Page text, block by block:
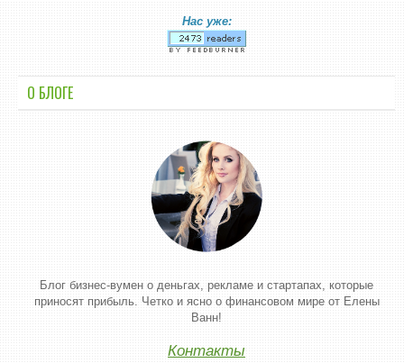
Нас уже:
О БЛОГЕ
Блог бизнес-вумен о деньгах, рекламе и стартапах, которые
приносят прибыль. Четко и ясно о финансовом мире от Елены
Ванн!
Контакты